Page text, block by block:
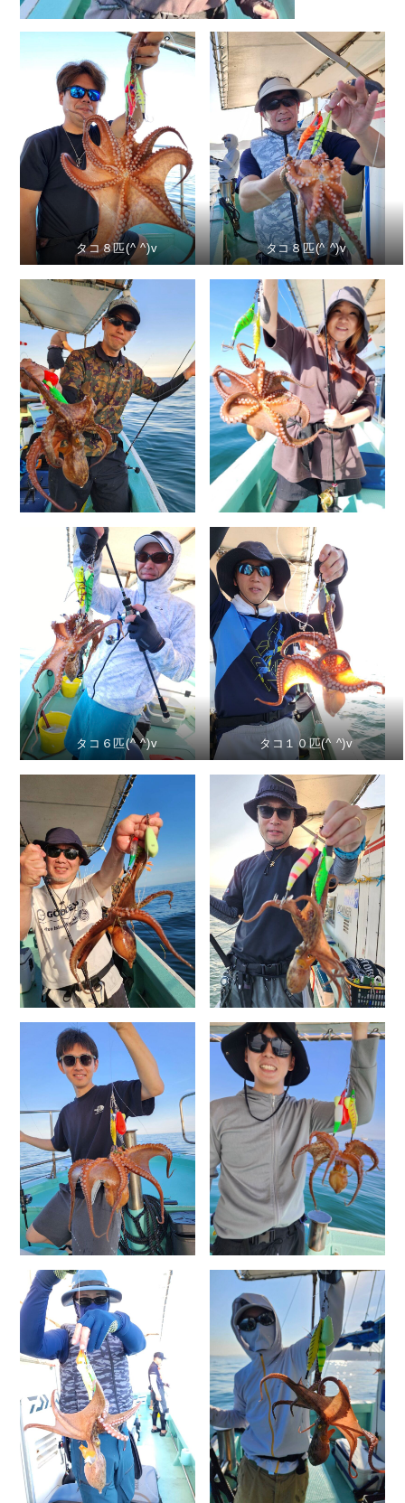
タコ８匹(^ ^)v タコ８匹(^ ^)v
タコ６匹(^ ^)v タコ１０匹(^ ^)v